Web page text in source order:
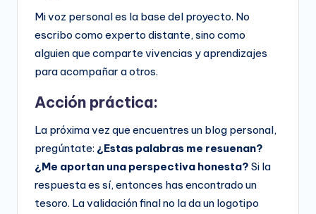
Mi voz personal es la base del proyecto. No
escribo como experto distante, sino como
alguien que comparte vivencias y aprendizajes
para acompañar a otros.
Acción práctica:
La próxima vez que encuentres un blog personal,
pregúntate: ¿Estas palabras me resuenan?
¿Me aportan una perspectiva honesta? Si la
respuesta es sí, entonces has encontrado un
tesoro. La validación final no la da un logotipo